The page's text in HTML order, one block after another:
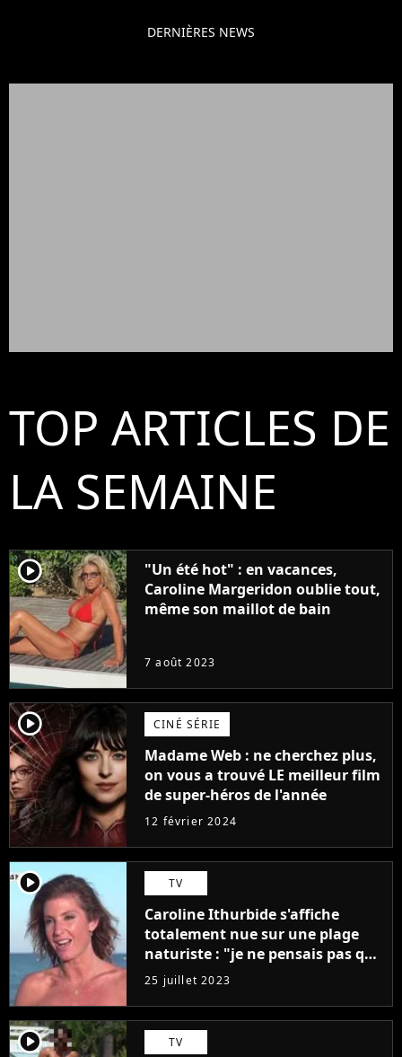
DERNIÈRES NEWS
TOP ARTICLES DE
LA SEMAINE
player2
"Un été hot" : en vacances,
Caroline Margeridon oublie tout,
même son maillot de bain
7 août 2023
player2 CINÉ SÉRIE
Madame Web : ne cherchez plus,
on vous a trouvé LE meilleur film
de super-héros de l'année
12 février 2024
player2 TV
Caroline Ithurbide s'affiche
totalement nue sur une plage
naturiste : "je ne pensais pas que
j'arriverais à le faire..."
25 juillet 2023
player2 TV